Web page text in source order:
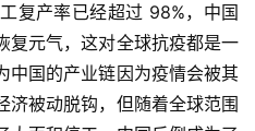
复产率已经超过 98%，中国
复元气，这对全球抗疫都是一
中国的产业链因为疫情会被其
济被动脱钩，但随着全球范围